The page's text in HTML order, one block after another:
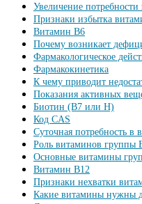
Увеличение
Признаки избытка
Витамин B6
Почему возникает
Фармакологическое
Фармакокинетика
К чему приводит
Показания активных
Биотин (B7 или H)
Код CAS
Суточная потребность в
Роль витаминов группы
Основные витамины
Витамин B12
Признаки нехватки
Какие витамины нужны